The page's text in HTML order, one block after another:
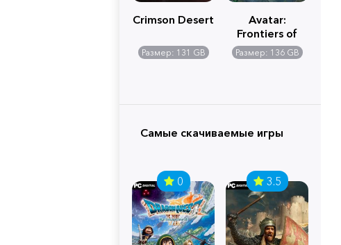
Crimson Desert
Размер: 131 GB
Avatar:
Frontiers of
Pandora
Размер: 136 GB
Самые скачиваемые игры
0 3.5